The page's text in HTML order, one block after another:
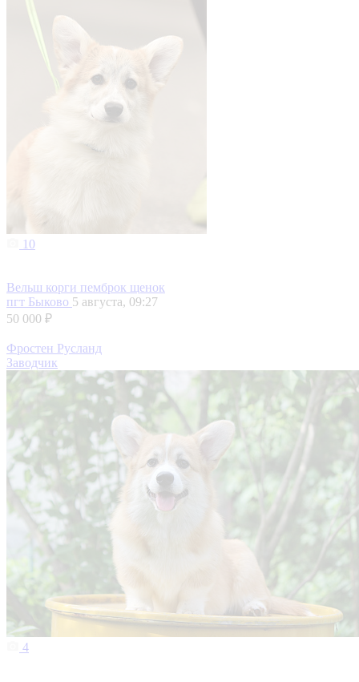
10
Вельш корги пемброк щенок
пгт Быково 5 августа, 09:27
50 000 ₽
Фростен Русланд
Заводчик
4